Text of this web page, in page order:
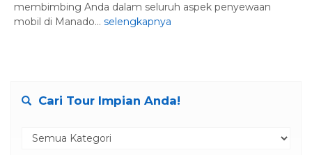
membimbing Anda dalam seluruh aspek penyewaan
mobil di Manado... selengkapnya
Cari Tour Impian Anda!